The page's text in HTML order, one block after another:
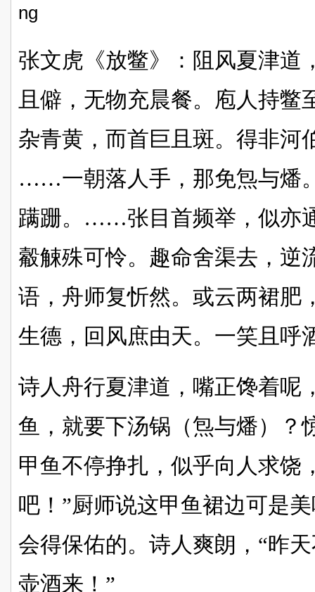
张文虎《放鳖》：阻风夏津道
且僻，无物充晨餐。庖人持鳖
杂青黄，而首巨且斑。得非河
……一朝落人手，那免炰与燔
蹒跚。……张目首频举，似亦
觳觫殊可怜。趣命舍渠去，逆
语，舟师复忻然。或云两裙肥
生德，回风庶由天。一笑且呼
诗人舟行夏津道，嘴正馋着呢
鱼，就要下汤锅（炰与燔）？
甲鱼不停挣扎，似乎向人求饶
吧！”厨师说这甲鱼裙边可是
会得保佑的。诗人爽朗，“昨
壶酒来！”